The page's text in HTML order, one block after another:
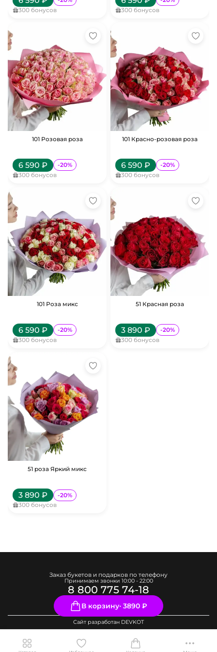
В корзину‧ 3890 ₽
300 бонусов
300 бонусов
101 Розовая роза
6 590 ₽ -20%
300 бонусов
101 Красно-розовая роза
6 590 ₽ -20%
300 бонусов
101 Роза микс
6 590 ₽ -20%
300 бонусов
51 Красная роза
3 890 ₽ -20%
300 бонусов
51 роза Яркий микс
3 890 ₽ -20%
300 бонусов
Заказ букетов и подарков по телефону
Принимаем звонки 10:00 - 22:00
8 800 775 74-18
Сайт разработан DEVKOT